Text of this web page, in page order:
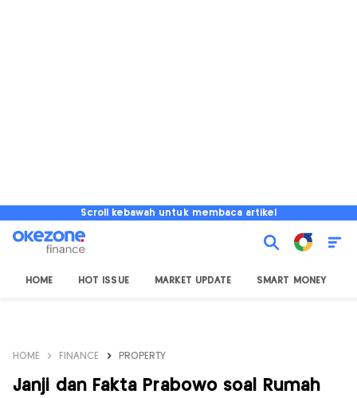
Scroll kebawah untuk membaca artikel
HOME HOT ISSUE MARKET UPDATE SMART MONEY
HOME FINANCE PROPERTY
Janji dan Fakta Prabowo soal Rumah